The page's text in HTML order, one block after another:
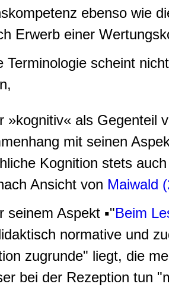
ebenso wie
Erwerb einer
Terminologie scheint
»kognitiv« als Gegenteil
mit seinen
Kognition stets
Ansicht von Maiwald
seinem Aspekt ▪"Beim
normative und
zugrunde" liegt, die
bei der Rezeption tun